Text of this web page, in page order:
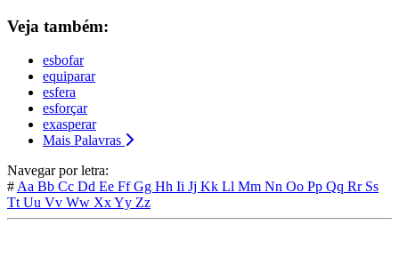
Veja também:
esbofar
equiparar
esfera
esforçar
exasperar
Mais Palavras
Navegar por letra:
# Aa Bb Cc Dd Ee FfGg Hh Ii Jj Kk Ll Mm Nn Oo Pp Qq Rr Ss
Tt Uu Vv Ww XxYy Zz